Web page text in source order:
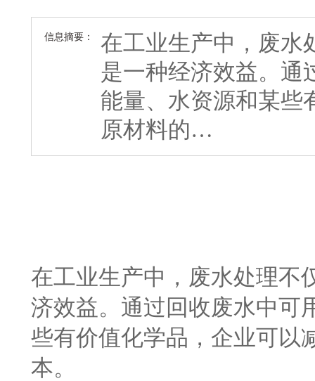
信息摘要：
在工业生产中，废水
是一种经济效益。通
能量、水资源和某些
原材料的…
在工业生产中，废水处理不
济效益。通过回收废水中可
些有价值化学品，企业可以
本。